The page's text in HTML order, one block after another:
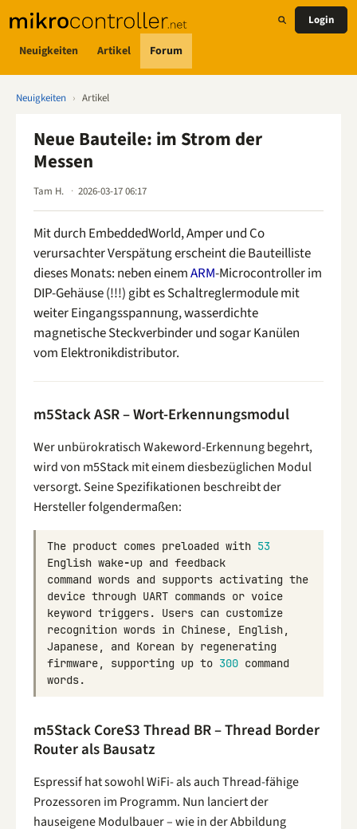
Neuigkeiten Artikel Forum
Login
Neuigkeiten › Artikel
Neue Bauteile: im Strom der
Messen
Tam H. 2026-03-17 06:17
Mit durch EmbeddedWorld, Amper und Co
verursachter Verspätung erscheint die Bauteilliste
dieses Monats: neben einemARM-Microcontroller im
DIP-Gehäuse (!!!) gibt es Schaltreglermodule mit
weiter Eingangsspannung, wasserdichte
magnetische Steckverbinder und sogar Kanülen
vom Elektronikdistributor.
m5Stack ASR – Wort-Erkennungsmodul
Wer unbürokratisch Wakeword-Erkennung begehrt,
wird von m5Stack mit einem diesbezüglichen Modul
versorgt. Seine Spezifikationen beschreibt der
Hersteller folgendermaßen:
The product comes preloaded with 53
English wake-up and feedback
command words and supports activating the
device through UART commands or voice
keyword triggers. Users can customize
recognition words in Chinese, English,
Japanese, and Korean by regenerating
firmware, supporting up to 300 command
words.
m5Stack CoreS3 Thread BR – Thread Border
Router als Bausatz
Espressif hat sowohl WiFi- als auch Thread-fähige
Prozessoren im Programm. Nun lanciert der
hauseigene Modulbauer – wie in der Abbildung